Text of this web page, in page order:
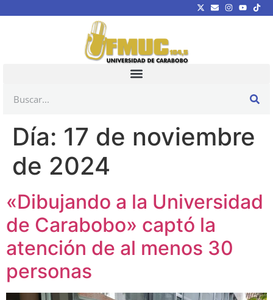
Día: 17 de noviembre
de 2024
«Dibujando a la Universidad
de Carabobo» captó la
atención de al menos 30
personas